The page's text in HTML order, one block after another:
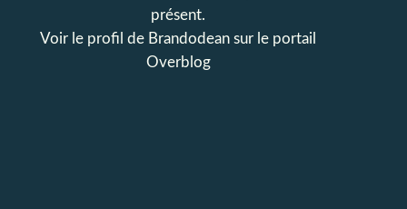
présent.
Voir le profil de Brandodean sur le portail
Overblog